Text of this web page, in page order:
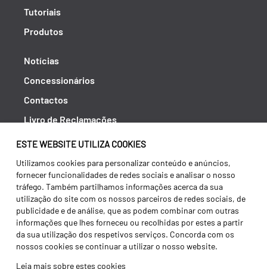
ESTE WEBSITE UTILIZA COOKIES
Utilizamos cookies para personalizar conteúdo e anúncios,
fornecer funcionalidades de redes sociais e analisar o nosso
tráfego. Também partilhamos informações acerca da sua
utilização do site com os nossos parceiros de redes sociais, de
publicidade e de análise, que as podem combinar com outras
informações que lhes forneceu ou recolhidas por estes a partir
da sua utilização dos respetivos serviços. Concorda com os
nossos cookies se continuar a utilizar o nosso website.
Leia mais sobre estes cookies
Tutoriais
Produtos
Notícias
Concessionários
Contactos
Livro de Reclamações
Política de Privacidade
Canal de Denúncias (RGPC)
Termos e condições